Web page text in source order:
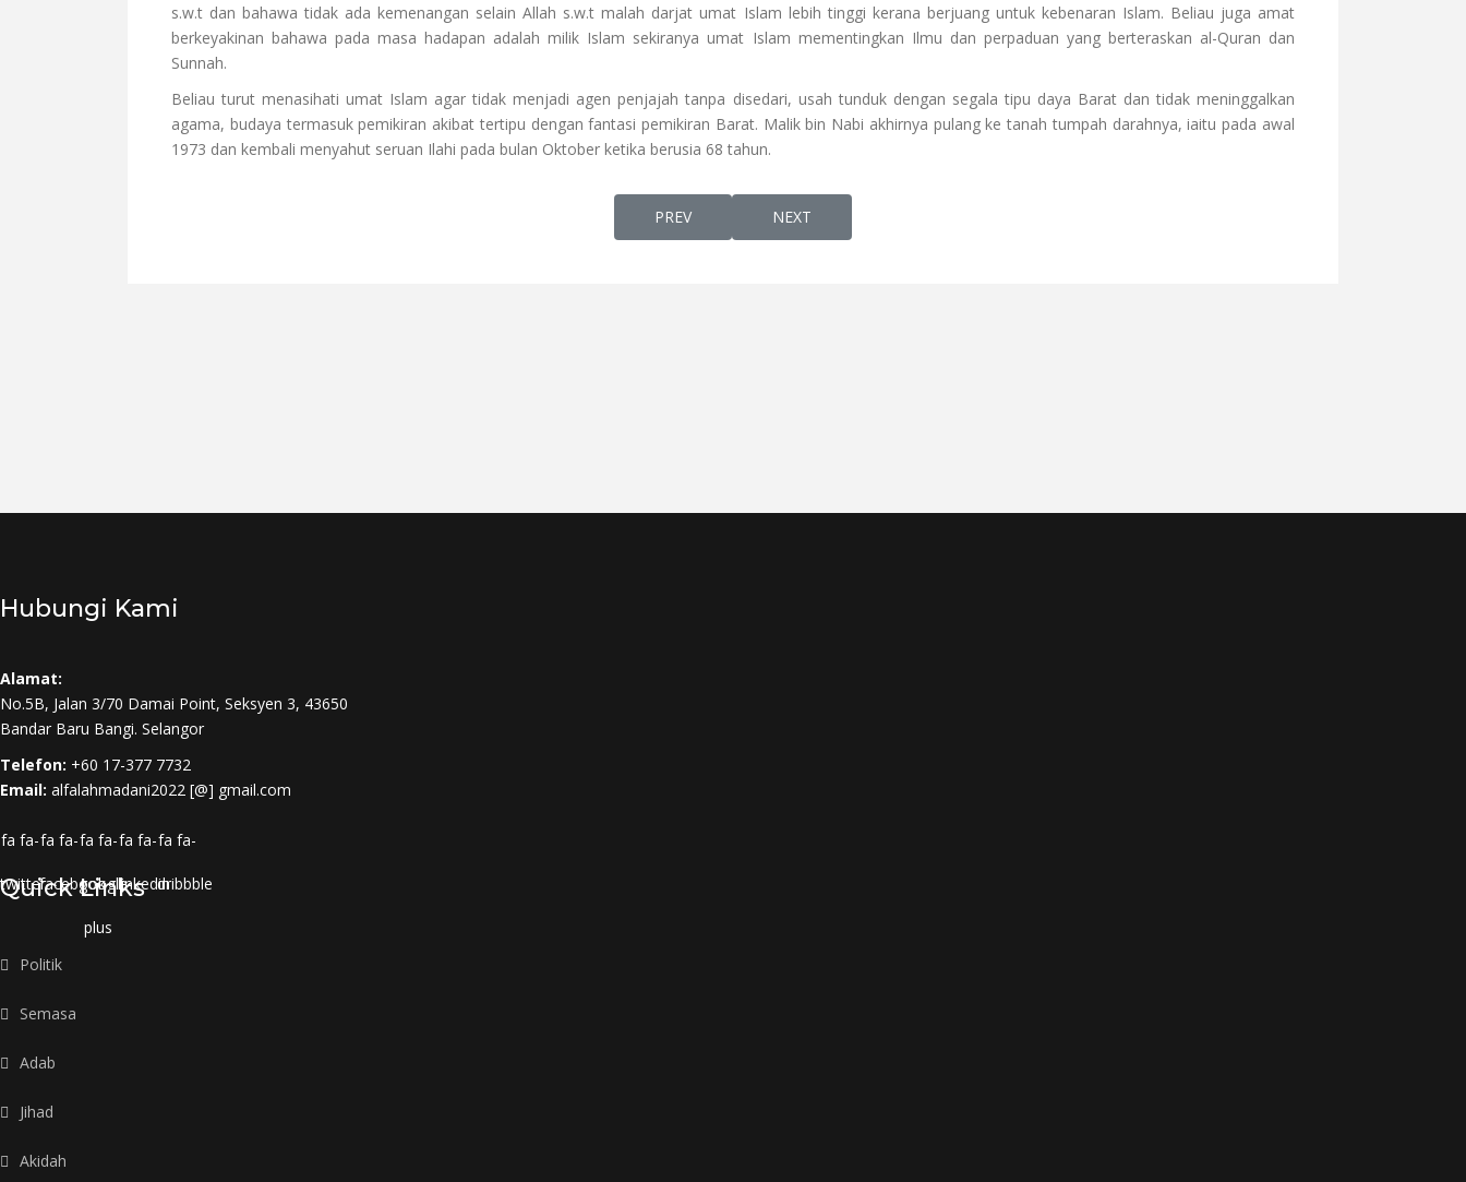
s.w.t dan bahawa tidak ada kemenangan selain Allah s.w.t malah darjat umat Islam lebih tinggi kerana berjuang untuk kebenaran Islam. Beliau juga amat
berkeyakinan bahawa pada masa hadapan adalah milik Islam sekiranya umat Islam mementingkan Ilmu dan perpaduan yang berteraskan al-Quran dan
Sunnah.
Beliau turut menasihati umat Islam agar tidak menjadi agen penjajah tanpa disedari, usah tunduk dengan segala tipu daya Barat dan tidak meninggalkan
agama, budaya termasuk pemikiran akibat tertipu dengan fantasi pemikiran Barat. Malik bin Nabi akhirnya pulang ke tanah tumpah darahnya, iaitu pada awal
1973 dan kembali menyahut seruan Ilahi pada bulan Oktober ketika berusia 68 tahun.
PREVIOUS ARTICLE: DARI MELAKA KE RIAU: MELAYU BUKAN SEKADAR ETNIS, TETAPI PERADABAN
PREV NEXT ARTICLE: ABDUL QADIR AL-JAILANI: PEMBINA TAMADUN KEROHANIAN
NEXT
Hubungi Kami
Alamat:
No.5B, Jalan 3/70 Damai Point, Seksyen 3, 43650
Bandar Baru Bangi. Selangor
Telefon: +60 17-377 7732
Email: alfalahmadani2022 [@] gmail.com
fa fa-
twitter
fa fa-
facebook
fa fa-
google-
plus
fa fa-
linkedin
fa fa-
dribbble
Quick Links
Politik
Semasa
Adab
Jihad
Akidah